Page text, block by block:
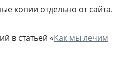
копии отдельно от сайта.
в статьей «Как мы лечим